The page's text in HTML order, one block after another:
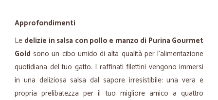
Approfondimenti
Le delizie in salsa con pollo e manzo di Purina Gourmet
Gold sono un cibo umido di alta qualità per l'alimentazione
quotidiana del tuo gatto. I raffinati filettini vengono immersi
in una deliziosa salsa dal sapore irresistibile: una vera e
propria prelibatezza per il tuo migliore amico a quattro